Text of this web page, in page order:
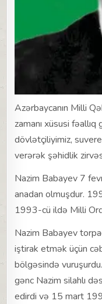
Azərbaycanın Milli
zamanı xüsusi
dövlətçiliyimiz,
verərək şəhidlik
Nazim Babayev 7
anadan olmuşdur.
1993-cü ildə Milli
Nazim Babayev
iştirak etmək üçün
bölgəsində
gənc Nazim silahlı
edirdi və 15 mart